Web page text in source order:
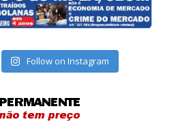
Follow on Instagram